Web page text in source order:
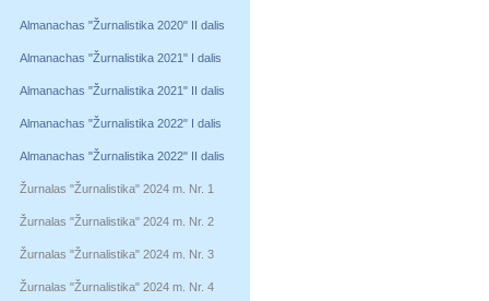
Almanachas "Žurnalistika 2020" II dalis
Almanachas "Žurnalistika 2021" I dalis
Almanachas "Žurnalistika 2021" II dalis
Almanachas "Žurnalistika 2022" I dalis
Almanachas "Žurnalistika 2022" II dalis
Žurnalas "Žurnalistika" 2024 m. Nr. 1
Žurnalas "Žurnalistika" 2024 m. Nr. 2
Žurnalas "Žurnalistika" 2024 m. Nr. 3
Žurnalas "Žurnalistika" 2024 m. Nr. 4